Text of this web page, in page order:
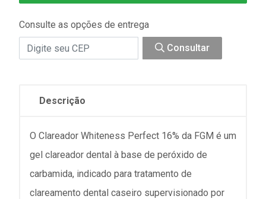
Consulte as opções de entrega
Consultar
Descrição
O Clareador Whiteness Perfect 16% da FGM é um
gel clareador dental à base de peróxido de
carbamida, indicado para tratamento de
clareamento dental caseiro supervisionado por